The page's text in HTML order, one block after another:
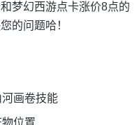
梦幻西游点卡涨价8点的
的问题哈！
画卷技能